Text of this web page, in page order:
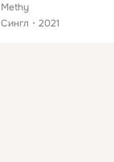
Methy
Сингл
2021